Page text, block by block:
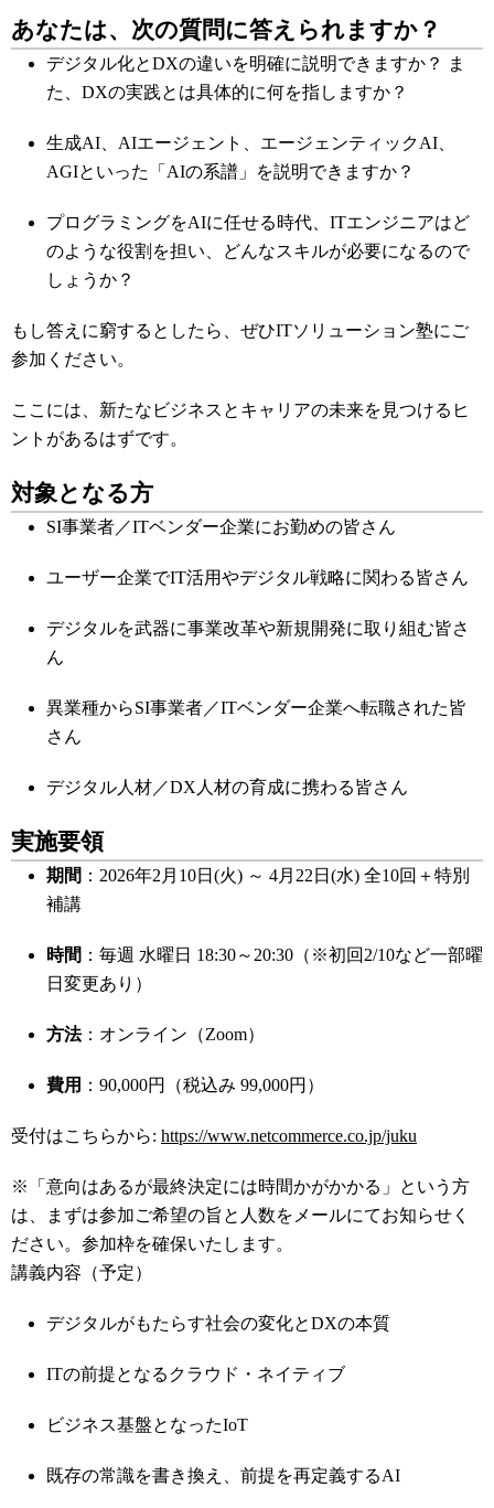
あなたは、次の質問に答えられますか？
デジタル化とDXの違いを明確に説明できますか？ ま
た、DXの実践とは具体的に何を指しますか？
生成AI、AIエージェント、エージェンティックAI、
AGIといった「AIの系譜」を説明できますか？
プログラミングをAIに任せる時代、ITエンジニアはど
のような役割を担い、どんなスキルが必要になるので
しょうか？
もし答えに窮するとしたら、ぜひITソリューション塾にご
参加ください。
ここには、新たなビジネスとキャリアの未来を見つけるヒ
ントがあるはずです。
対象となる方
SI事業者／ITベンダー企業にお勤めの皆さん
ユーザー企業でIT活用やデジタル戦略に関わる皆さん
デジタルを武器に事業改革や新規開発に取り組む皆さ
ん
異業種からSI事業者／ITベンダー企業へ転職された皆
さん
デジタル人材／DX人材の育成に携わる皆さん
実施要領
期間 ：2026年2月10日(火) ～ 4月22日(水) 全10回＋特別
補講
時間 ：毎週 水曜日 18:30～20:30（※初回2/10など一部曜
日変更あり）
方法：オンライン（Zoom）
費用 ：90,000円（税込み 99,000円）
受付はこちらから: https://www.netcommerce.co.jp/juku
※「意向はあるが最終決定には時間かがかかる」という方
は、まずは参加ご希望の旨と人数をメールにてお知らせく
ださい。参加枠を確保いたします。
講義内容（予定）
デジタルがもたらす社会の変化とDXの本質
ITの前提となるクラウド・ネイティブ
ビジネス基盤となったIoT
既存の常識を書き換え、前提を再定義するAI